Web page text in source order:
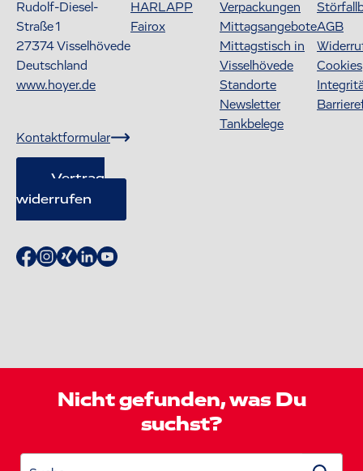
Rudolf-Diesel-
Straße 1
27374Visselhövede
Deutschland
www.hoyer.de
Kontaktformular
Vertrag
widerrufen
HARLAPP
Fairox
Verpackungen
Mittagsangebote
Mittagstisch in
Visselhövede
Standorte
Newsletter
Tankbelege
AGB
Cookies
Nicht gefunden, was Du
suchst?